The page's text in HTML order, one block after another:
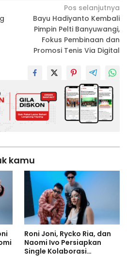
Pos selanjutnya
Bayu Hadiyanto Kembali
Pimpin Pelti Banyuwangi,
Fokus Pembinaan dan
Promosi Tenis Via Digital
kamu
Roni Joni, Rycko Ria, dan
Naomi Ivo Persiapkan
Single Kolaborasi